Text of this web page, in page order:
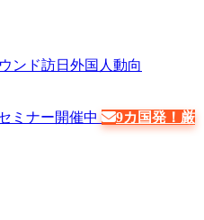
ンド訪日外国人動向
ミナー開催中
9カ国発！厳